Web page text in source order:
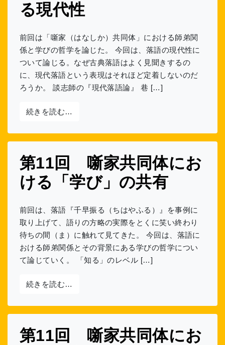
る現代性
前回は「噺家（はなしか）共同体」における師弟関
係と学びの哲学を論じた。 今回は、落語の現代性に
ついて論じる。なぜ古典落語はよく見聞きするの
に、現代落語という表現はそれほど定着しないのだ
ろうか。 談志師の『現代落語論』 巷 […]
続きを読む…
第11回 噺家共同体にお
ける「学び」の共有
前回は、落語『千早振る（ちはやふる）』を事例に
取り上げて、語りの方略の実際をとくに笑い終わり
待ちの間（ま）に触れて見てきた。 今回は、落語に
おける師弟関係とその背景にある学びの哲学につい
て論じていく。 「知る」のレベル […]
続きを読む…
第11回 噺家共同体にお